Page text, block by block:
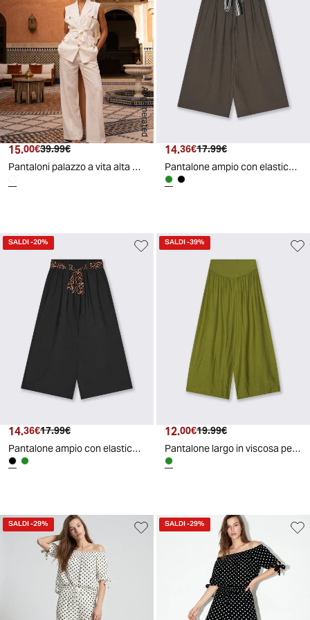
AI generated
Prezzo attuale
15.00€ Prezzo originale
39.99€
Pantaloni palazzo a vita alta donna - Bianco latte
Prezzo attuale
14.36€ Prezzo originale
17.99€
Pantalone ampio con elastico e cintura animalier - Ve.milit.
SALDI-20%
Prezzo attuale
14.36€ Prezzo originale
17.99€
Pantalone ampio con elastico e cintura animalier - Nero
SALDI-39%
Prezzo attuale
12.00€ Prezzo originale
19.99€
Pantalone largo in viscosa per donna - Verde
SALDI-29% SALDI-29%